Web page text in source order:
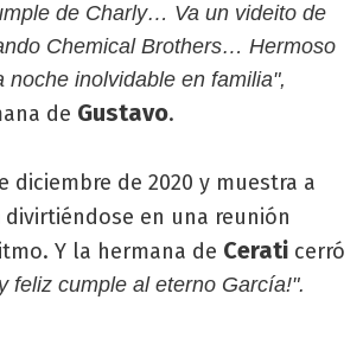
de Charly… Va un videito de
Chemical Brothers… Hermoso
noche inolvidable en familia",
de Gustavo.
diciembre de 2020 y muestra a
divirtiéndose en una reunión
Y la hermana de Cerati cerró
feliz cumple al eterno García!".